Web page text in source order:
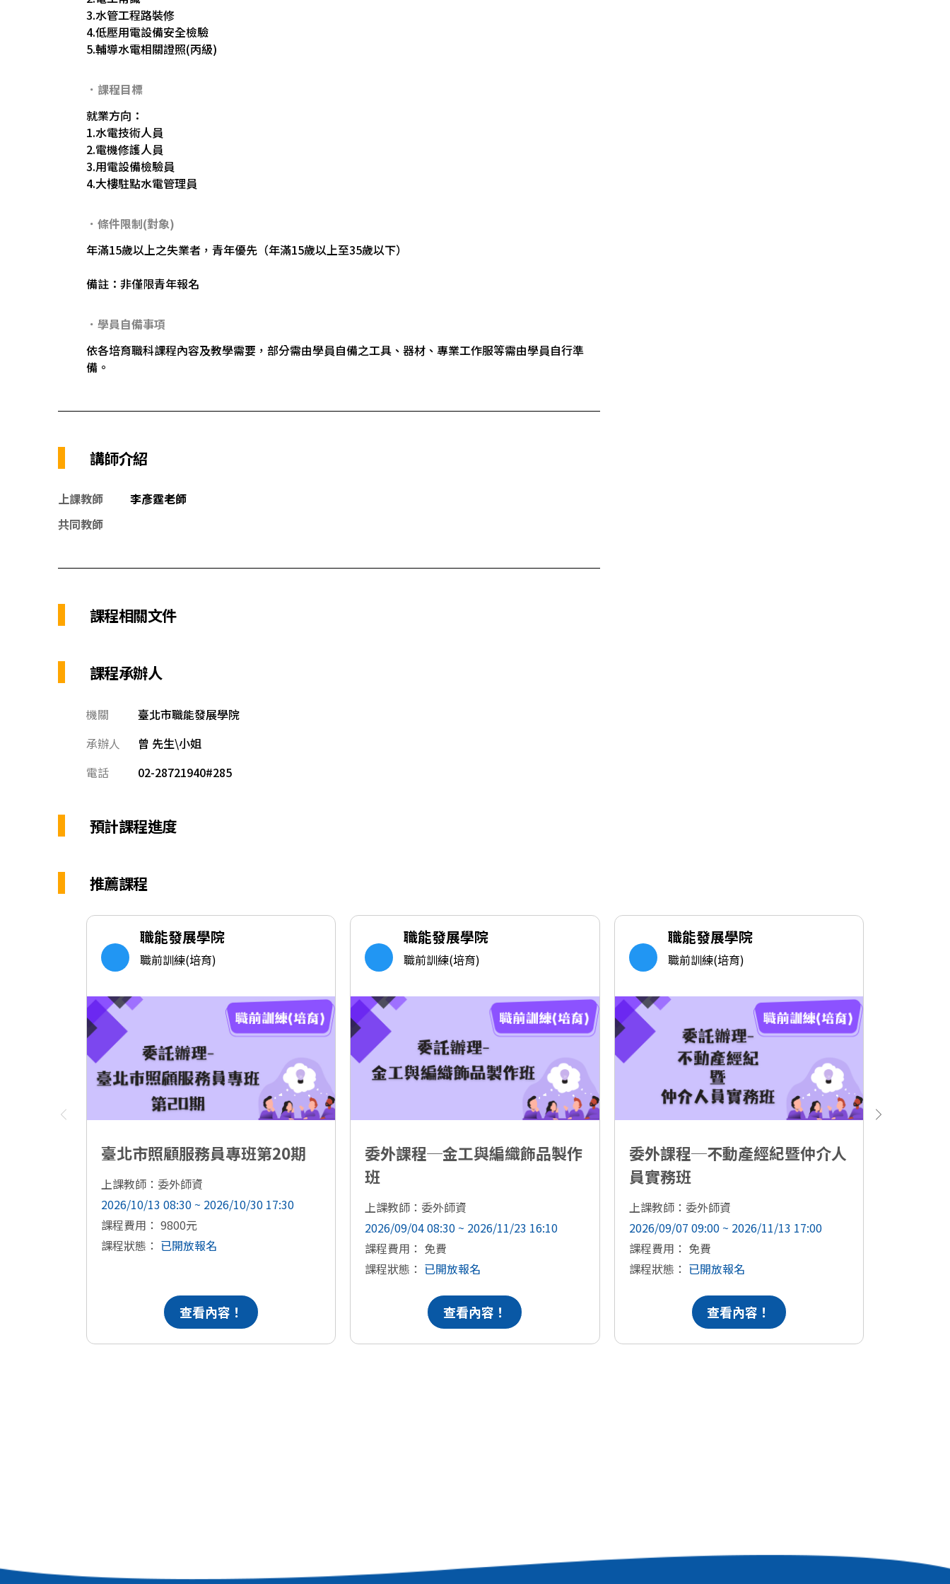
3.水管工程路裝修
4.低壓用電設備安全檢驗
5.輔導水電相關證照(丙級)
．課程目標
就業方向：
1.水電技術人員
2.電機修護人員
3.用電設備檢驗員
4.大樓駐點水電管理員
．條件限制(對象)
年滿15歲以上之失業者，青年優先（年滿15歲以上至35歲以下）
備註：非僅限青年報名
．學員自備事項
依各培育職科課程內容及教學需要，部分需由學員自備之工具、器材、專業工作服等需由學員自行準
備。
講師介紹
上課教師
李彥霆老師
共同教師
課程相關文件
課程承辦人
機關
臺北市職能發展學院
承辦人
曾 先生\小姐
電話
02-28721940#285
預計課程進度
推薦課程
職能發展學院
職前訓練(培育)
臺北市照顧服務員專班第20期
上課教師：委外師資
2026/10/13 08:30 ~ 2026/10/30 17:30
課程費用： 9800元
課程狀態： 已開放報名
查看內容！
職能發展學院
職前訓練(培育)
委外課程─金工與編織飾品製作
班
上課教師：委外師資
2026/09/04 08:30 ~ 2026/11/23 16:10
課程費用： 免費
課程狀態： 已開放報名
查看內容！
職能發展學院
職前訓練(培育)
委外課程─不動產經紀暨仲介人
員實務班
上課教師：委外師資
2026/09/07 09:00 ~ 2026/11/13 17:00
課程費用： 免費
課程狀態： 已開放報名
查看內容！